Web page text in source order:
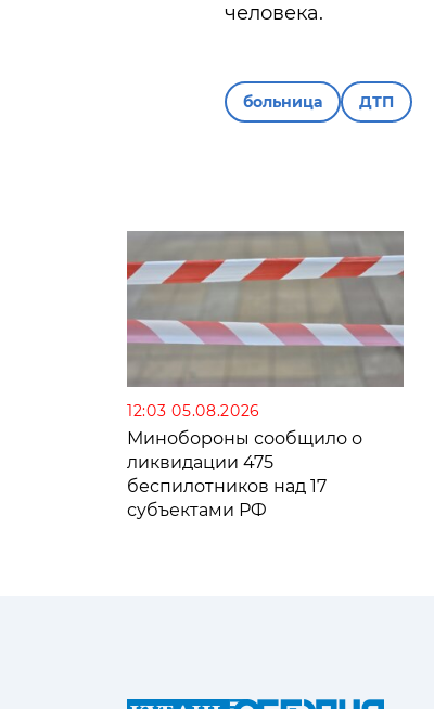
человека.
больница ДТП
12:03 05.08.2026
Минобороны сообщило о
ликвидации 475
беспилотников над 17
субъектами РФ